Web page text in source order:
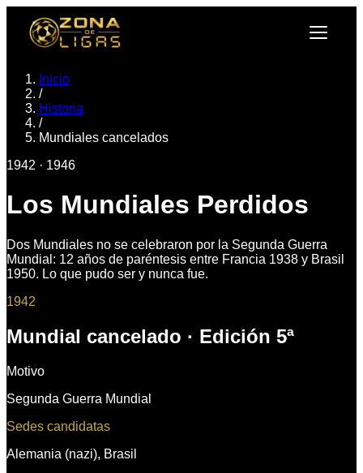
Inicio
/
Historia
/
Mundiales cancelados
1942 · 1946
Los Mundiales Perdidos
Dos Mundiales no se celebraron por la Segunda Guerra
Mundial: 12 años de paréntesis entre Francia 1938 y Brasil
1950. Lo que pudo ser y nunca fue.
1942
Mundial cancelado · Edición 5ª
Motivo
Segunda Guerra Mundial
Sedes candidatas
Alemania (nazi), Brasil